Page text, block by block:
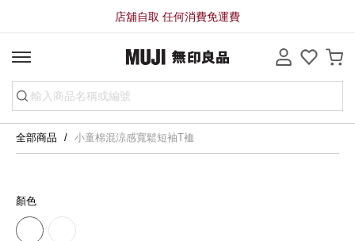
店舖自取 任何消費免運費
全部商品 小童棉混涼感寬鬆短袖T裇
顏色